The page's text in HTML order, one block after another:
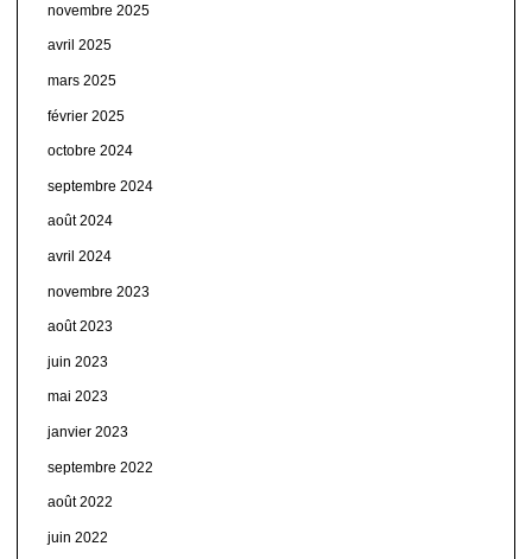
novembre 2025
avril 2025
mars 2025
février 2025
octobre 2024
septembre 2024
août 2024
avril 2024
novembre 2023
août 2023
juin 2023
mai 2023
janvier 2023
septembre 2022
août 2022
juin 2022